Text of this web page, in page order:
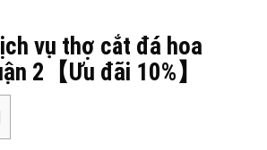
vụ thợ cắt đá hoa
2【Ưu đãi 10%】